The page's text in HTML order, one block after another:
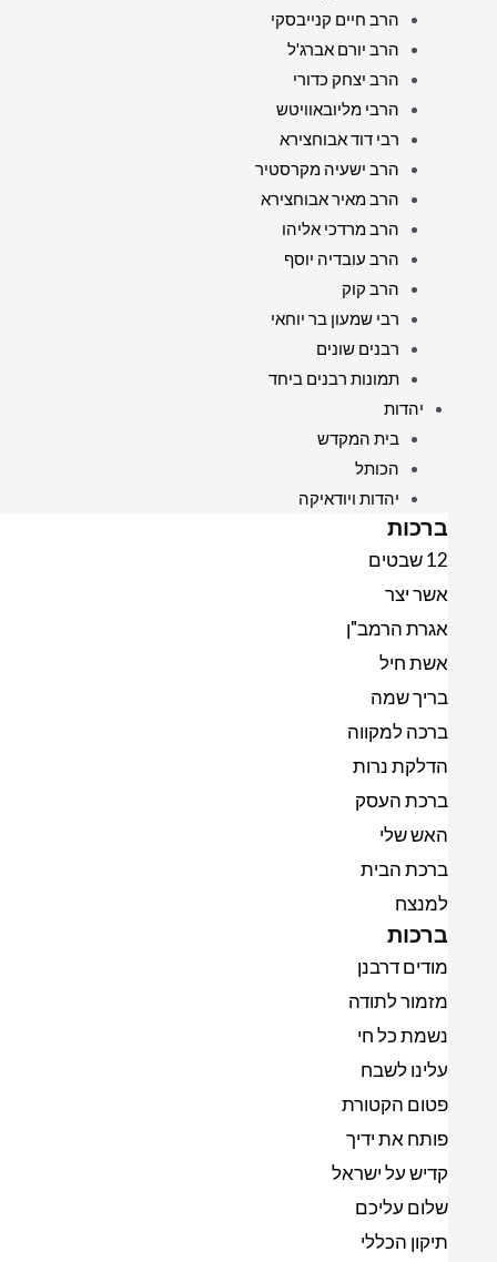
הרב חיים קנייבסקי
הרב יורם אברג'ל
הרב יצחק כדורי
הרבי מליובאוויטש
רבי דוד אבוחצירא
הרב ישעיה מקרסטיר
הרב מאיר אבוחצירא
הרב מרדכי אליהו
הרב עובדיה יוסף
הרב קוק
רבי שמעון בר יוחאי
רבנים שונים
תמונות רבנים ביחד
יהדות
בית המקדש
הכותל
יהדות ויודאיקה
ברכות
12 שבטים
אשר יצר
אגרת הרמב"ן
אשת חיל
בריך שמה
ברכה למקווה
הדלקת נרות
ברכת העסק
האש שלי
ברכת הבית
למנצח
ברכות
מודים דרבנן
מזמור לתודה
נשמת כל חי
עלינו לשבח
פטום הקטורת
פותח את ידיך
קדיש על ישראל
שלום עליכם
תיקון הכללי